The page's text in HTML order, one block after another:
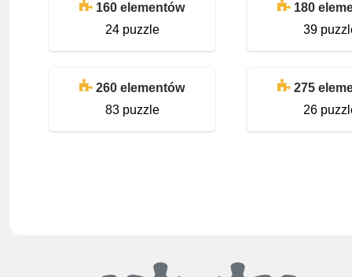
160 elementów
24 puzzle
180
39
260 elementów
83 puzzle
275
26